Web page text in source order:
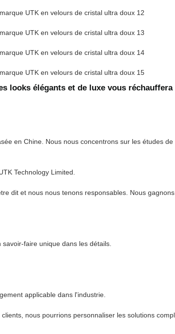
looks élégants et de luxe vous
en Chine. Nous nous concentrons sur les études
Technology Limited.
dit et nous nous tenons responsables. Nous
faire unique dans les détails.
applicable dans l'industrie.
nous pourrions personnaliser les solutions